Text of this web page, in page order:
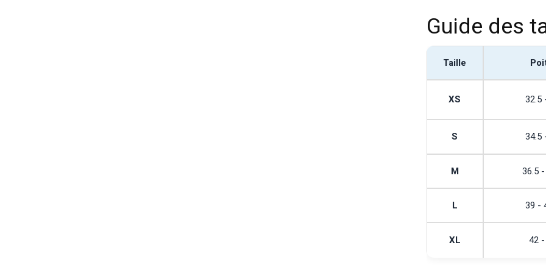
Guide des
Taille
XS 32.5
S 34.5
M 36.5
L 39 -
XL 42